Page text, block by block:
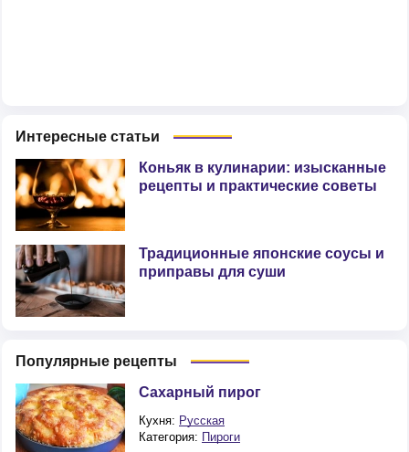
Интересные статьи
Коньяк в кулинарии: изысканные
рецепты и практические советы
Традиционные японские соусы и
приправы для суши
Популярные рецепты
Сахарный пирог
Кухня: Русская
Категория: Пироги